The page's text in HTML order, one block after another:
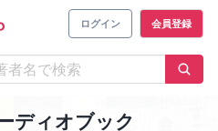
ログイン 会員登録
ディオブック